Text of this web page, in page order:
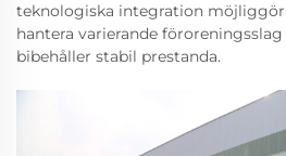
teknologiska integration
hantera varierande
bibehåller stabil prestanda.